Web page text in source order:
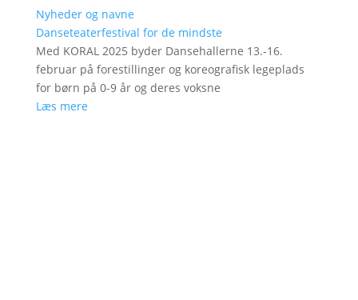
Nyheder og navne
Danseteaterfestival for de mindste
Med KORAL 2025 byder Dansehallerne 13.-16.
februar på forestillinger og koreografisk legeplads
for børn på 0-9 år og deres voksne
Læs mere